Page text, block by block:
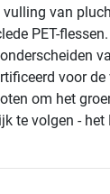
vulling van
PET-
voor
om het
te volgen - het